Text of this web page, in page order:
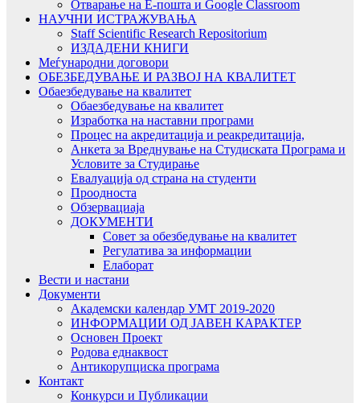
Отварање на Е-пошта и Google Classroom
НАУЧНИ ИСТРАЖУВАЊА
Staff Scientific Research Repositorium
ИЗДАДЕНИ КНИГИ
Меѓународни договори
ОБЕЗБЕДУВАЊЕ И РАЗВОЈ НА КВАЛИТЕТ
Обаезбедување на квалитет
Обаезбедување на квалитет
Изработка на наставни програми
Процес на акредитација и реакредитација,
Анкета за Вреднување на Студиската Програма и
Условите за Студирање
Евалуација од страна на студенти
Проодноста
Обзервациаја
ДОКУМЕНТИ
Совет за обезбедување на квалитет
Регулатива за информации
Елаборат
Вести и настани
Документи
Академски календар УМТ 2019-2020
ИНФОРМАЦИИ ОД ЈАВЕН КАРАКТЕР
Основен Проект
Родова еднаквост
Антикорупциска програма
Контакт
Конкурси и Публикации